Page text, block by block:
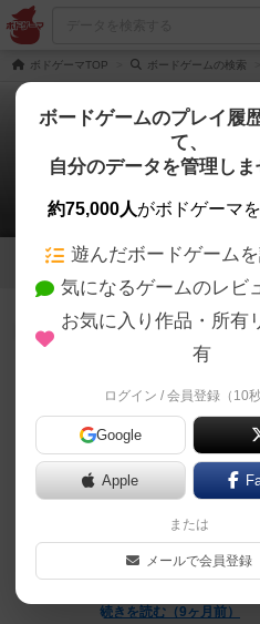
ボドゲーマTOP ボードゲームの検索
宝石がい
25件のレ
6 2
380名
4歳の子供と8歳の
大人なら説明書通
シンプルさです。
石をゲットしてい
が勝ち。宝石がと
た宝石だけでなく
供達にはとても受
続きを読む（9ヶ月前）
勇者
ボードゲームのプレイ履
て、
自分のデータを管理しま
約75,000人がボドゲーマ
遊んだボードゲーム
気になるゲームのレビ
お気に入り作品・所有
有
ログイン / 会員登録（10秒
Google
Apple
または
メールで会員登録